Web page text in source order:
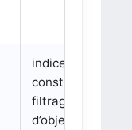
indices,
construction,
filtrage, listes
d’objets, listes